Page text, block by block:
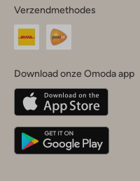
je
land
Nederland
Belgique(Français)
Deutschland
Verzendmethodes
Download onze Omoda app